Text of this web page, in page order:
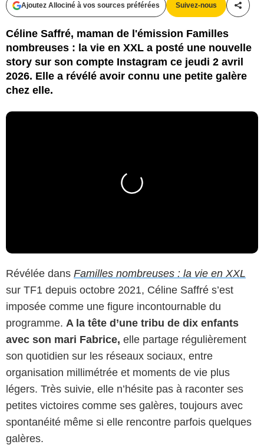
Ajoutez Allociné à vos sources préférées Suivez-nous
Céline Saffré, maman de l'émission Familles
nombreuses : la vie en XXL a posté une nouvelle
story sur son compte Instagram ce jeudi 2 avril
2026. Elle a révélé avoir connu une petite galère
chez elle.
Révélée dans Familles nombreuses : la vie en XXL
sur TF1 depuis octobre 2021, Céline Saffré s’est
imposée comme une figure incontournable du
programme. A la tête d’une tribu de dix enfants
avec son mari Fabrice, elle partage régulièrement
son quotidien sur les réseaux sociaux, entre
organisation millimétrée et moments de vie plus
légers. Très suivie, elle n’hésite pas à raconter ses
petites victoires comme ses galères, toujours avec
spontanéité même si elle rencontre parfois quelques
galères.